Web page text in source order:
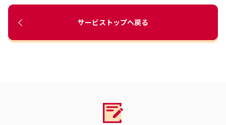
サービストップへ戻る